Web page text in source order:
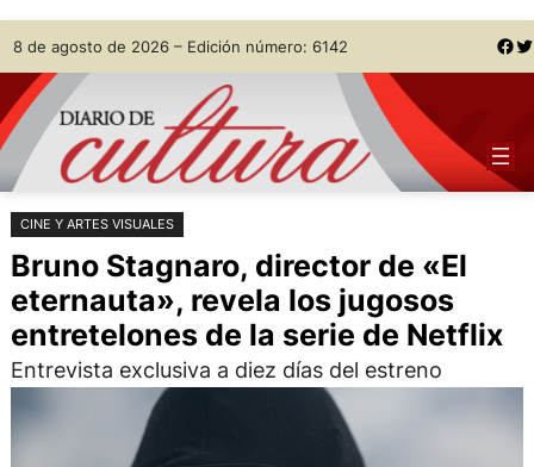
Saltar
al
contenido
Skip
to
content
8 de agosto de 2026 – Edición número: 6142 Facebook Twitter
CINE Y ARTES VISUALES
Bruno Stagnaro, director de «El
eternauta», revela los jugosos
entretelones de la serie de Netflix
Entrevista exclusiva a diez días del estreno